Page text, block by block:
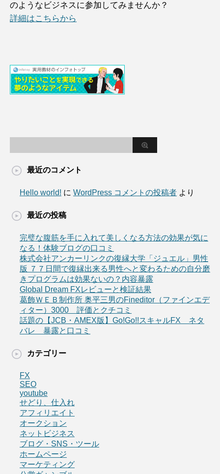
のようなビジネスに参加してみませんか？
詳細はこちらから
最近のコメント
Hello world! に WordPress コメントの投稿者 より
最近の投稿
完璧な腹筋を手に入れて美しくなる方法の効果が気に
なる！体験ブログの口コミ
株式会社アンカーリンクの復縁大学「ジュエル」男性
版 ７７日間で復縁出来る男性へと変わるための自分磨
きプログラムは効果ないの？内容暴露
Global Dream FXレビューと検証結果
葛飾ＷＥＢ制作所 奥平三男のFineditor（ファインエデ
ィター）3000 評価とクチコミ
話題の【JCB・AMEX版】Go!Go!!スキャルFX ネタ
バレ 暴露と口コミ
カテゴリー
FX
SEO
youtube
せどり、仕入れ
アフィリエイト
オークション
ネットビジネス
ブログ・SNS・ツール
ホームページ
マーケティング